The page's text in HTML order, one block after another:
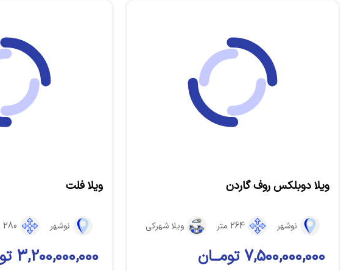
ویلا دوبلکس روف گاردن
نوشهر 264 متر ویلا شهرکی
7,500,000,000 تومــان
ویلا فلت
نوشهر 280 متر
3,200,000,000 تومــان